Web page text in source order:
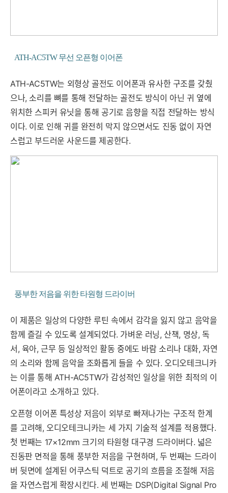
ATH-AC5TW 무선 오픈형 이어폰
ATH-AC5TW는 외형상 골전도 이어폰과 유사한 구조를 갖췄
으나, 소리를 뼈를 통해 전달하는 골전도 방식이 아닌 귀 옆에
위치한 스피커 유닛을 통해 공기로 음향을 직접 전달하는 방식
이다. 이로 인해 귀를 완전히 막지 않으면서도 진동 없이 자연
스럽고 부드러운 사운드를 제공한다.
풍부한 저음을 위한 타원형 드라이버
이 제품은 일상의 다양한 루틴 속에서 감각을 잃지 않고 음악을
함께 즐길 수 있도록 설계되었다. 가벼운 러닝, 산책, 명상, 독
서, 육아, 근무 등 일상적인 활동 중에도 바람 소리나 대화, 자연
의 소리와 함께 음악을 조화롭게 들을 수 있다. 오디오테크니카
는 이를 통해 ATH-AC5TW가 감성적인 일상을 위한 최적의 이
어폰이라고 소개하고 있다.
오픈형 이어폰 특성상 저음이 외부로 빠져나가는 구조적 한계
를 고려해, 오디오테크니카는 세 가지 기술적 설계를 적용했다.
첫 번째는 17×12mm 크기의 타원형 대구경 드라이버다. 넓은
진동판 면적을 통해 풍부한 저음을 구현하며, 두 번째는 드라이
버 뒷면에 설계된 어쿠스틱 덕트로 공기의 흐름을 조절해 저음
을 자연스럽게 확장시킨다. 세 번째는 DSP(Digital Signal Pro